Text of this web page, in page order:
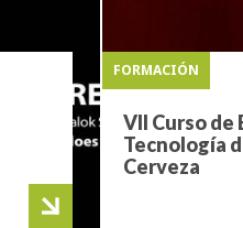
FORMACIÓN
VII Curso de
Tecnología
Cerveza